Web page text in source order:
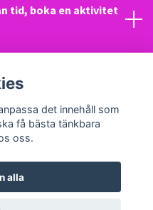
tid, boka en aktivitet
det innehåll som
få bästa tänkbara
oss.
alla